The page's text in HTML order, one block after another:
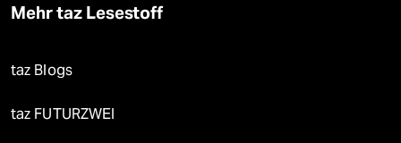
Mehr taz Lesestoff
taz Blogs
taz FUTURZWEI